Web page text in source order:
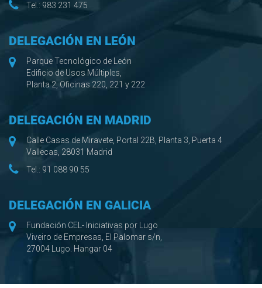
Tel.: 983 231 475
DELEGACIÓN EN LEÓN
Parque Tecnológico de León
Edificio de Usos Múltiples,
Planta 2, Oficinas 220, 221 y 222
DELEGACIÓN EN MADRID
Calle Casas de Miravete, Portal 22B, Planta 3, Puerta 4
Vallecas, 28031 Madrid
Tel.: 91 088 90 55
DELEGACIÓN EN GALICIA
Fundación CEL- Iniciativas por Lugo
Viveiro de Empresas, El Palomar s/n,
27004 Lugo. Hangar 04